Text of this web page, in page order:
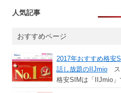
人気記事
おすすめページ
2017年おすすめ格安
話し放題のIIJmio ス
格安SIMは「IIJmio」